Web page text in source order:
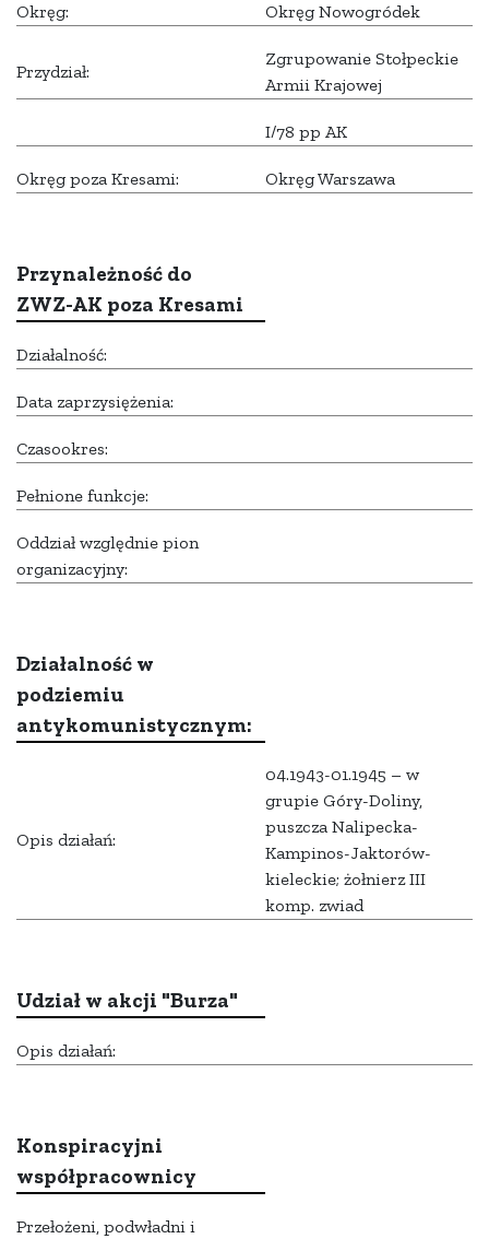
Okręg: Okręg Nowogródek
Przydział:
Zgrupowanie Stołpeckie
Armii Krajowej
I/78 pp AK
Okręg poza Kresami: Okręg Warszawa
Przynależność do
ZWZ-AK poza Kresami
Działalność:
Data zaprzysiężenia:
Czasookres:
Pełnione funkcje:
Oddział względnie pion
organizacyjny:
Działalność w
podziemiu
antykomunistycznym:
Opis działań:
04.1943-01.1945 – w
grupie Góry-Doliny,
puszcza Nalipecka-
Kampinos-Jaktorów-
kieleckie; żołnierz III
komp. zwiad
Udział w akcji "Burza"
Opis działań:
Konspiracyjni
współpracownicy
Przełożeni, podwładni i